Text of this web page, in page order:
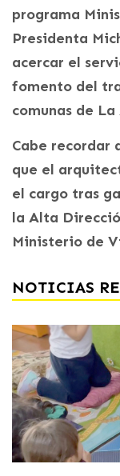
programa
Presidenta
acercar el
fomento del
comunas de
Cabe recordar
que el
el cargo tras
la Alta
Ministerio de
NOTICIAS